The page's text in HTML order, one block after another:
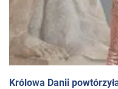
Królowa Danii